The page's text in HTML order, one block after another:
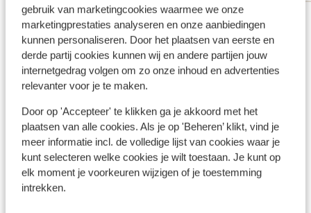
gebruik van marketingcookies waarmee we onze
marketingprestaties analyseren en onze aanbiedingen
kunnen personaliseren. Door het plaatsen van eerste en
derde partij cookies kunnen wij en andere partijen jouw
internetgedrag volgen om zo onze inhoud en advertenties
relevanter voor je te maken.
Door op 'Accepteer' te klikken ga je akkoord met het
plaatsen van alle cookies. Als je op 'Beheren’ klikt, vind je
meer informatie incl. de volledige lijst van cookies waar je
kunt selecteren welke cookies je wilt toestaan. Je kunt op
elk moment je voorkeuren wijzigen of je toestemming
intrekken.
deuren van de beide kledingkasten in de
slaapkamer niet goed sloten. De deuren
waren niet te openen, omdat ze klem zaten
op de bovenste lade onder de deuren.
was
weten
en
de
Bekijk alle 9 ervaringen
Ligging
Bekijk op kaart